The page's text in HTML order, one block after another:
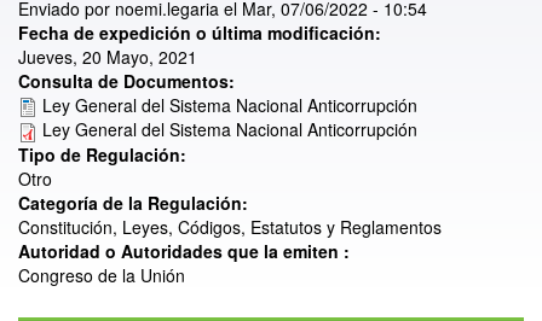
Enviado por noemi.legaria el Mar, 07/06/2022 - 10:54
Fecha de expedición o última modificación:
Jueves, 20 Mayo, 2021
Consulta de Documentos:
Ley General del Sistema Nacional Anticorrupción
Ley General del Sistema Nacional Anticorrupción
Tipo de Regulación:
Otro
Categoría de la Regulación:
Constitución, Leyes, Códigos, Estatutos y Reglamentos
Autoridad o Autoridades que la emiten :
Congreso de la Unión